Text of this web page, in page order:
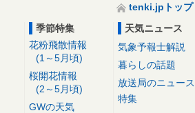
tenki.jpトップ
季節特集
花粉飛散情報
(1～5月頃)
桜開花情報
(2～5月頃)
GWの天気
天気ニュース
気象予報士解説
暮らしの話題
放送局のニュース
特集